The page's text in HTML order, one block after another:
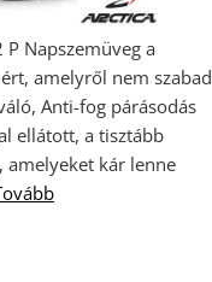
P Napszemüveg a
amelyről nem szabad
Anti-fog párásodás
ellátott, a tisztább
amelyeket kár lenne